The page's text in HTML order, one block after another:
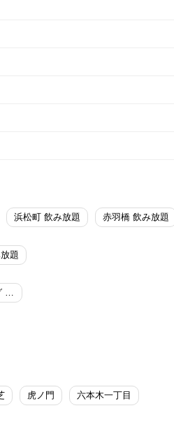
浜松町 飲み放題 赤羽橋 飲み放題
題
ブッフェダイニング ポルト／東京プリンスホテル
虎ノ門 六本木一丁目